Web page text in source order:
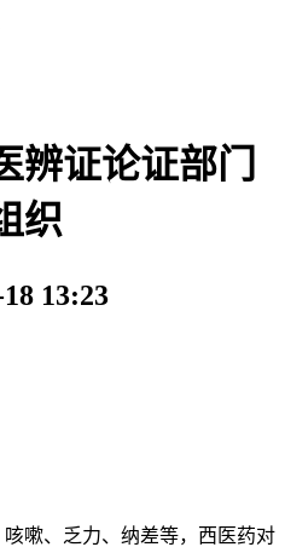
辨证论证部门
织
13:23
嗽、乏力、纳差等，西医药对